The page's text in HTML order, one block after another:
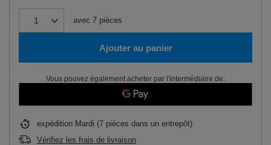
avec 7 pièces
Ajouter au panier
Vous pouvez également acheter par l'intermédiaire de:
expédition Mardi (7 pièces dans un entrepôt)
Vérifiez les frais de livraison